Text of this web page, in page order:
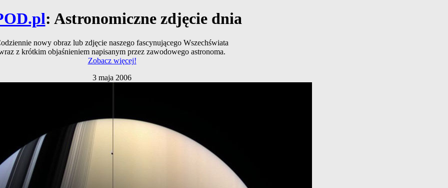
: Astronomiczne zdjęcie dnia
nowy obraz lub zdjęcie naszego fascynującego Wszechświata
z krótkim objaśnieniem napisanym przez zawodowego astronoma.
Zobacz więcej!
3 maja 2006